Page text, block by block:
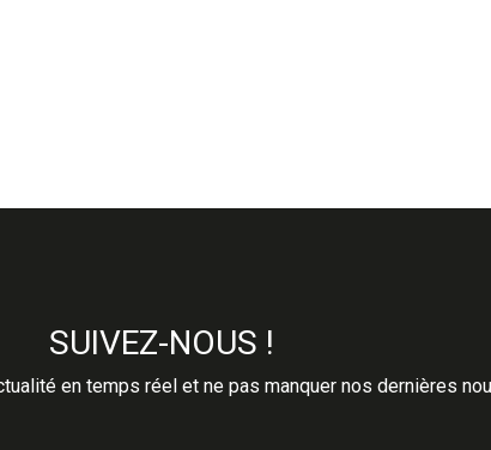
SUIVEZ-NOUS !
en temps réel et ne pas manquer nos dernières